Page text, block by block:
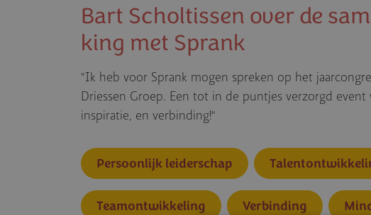
Bart Scholtissen over de
king met Sprank
"Ik heb voor Sprank mogen spreken op het
Driessen Groep. Een tot in de puntjes verzorgd event
inspiratie, en verbinding!"
Persoonlijk leiderschap
Teamontwikkeling Verbinding